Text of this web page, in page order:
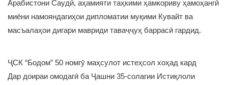
Арабистони Саудӣ, аҳамияти таҳкими ҳамкориву ҳамоҳангӣ
миёни намояндагиҳои дипломатии муқими Кувайт ва
масъалаҳои дигари мавриди таваҷҷуҳ баррасӣ гардид.
ҶСК “Бодом” 50 номгӯ маҳсулот истеҳсол хоҳад кард
Дар доираи омодагӣ ба Ҷашни 35-солагии Истиқлоли